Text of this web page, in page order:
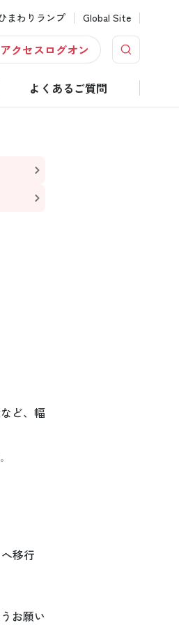
まわりランプ Global Site
クセスログオン
よくあるご質問
ど、幅
移行
お願い